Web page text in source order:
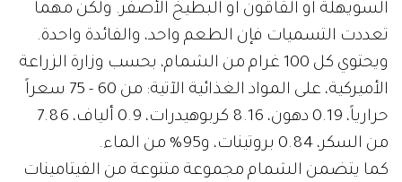
السويهلة أو القاقون أو البطيخ الأصفر. ولكن مهما
تعددت التسميات فإن الطعم واحد، والفائدة واحدة.
ويحتوي كل 100 غرام من الشمام، بحسب وزارة الزراعة
الأميركية، على المواد الغذائية الآتية: من 60 - 75 سعراً
حرارياً، 0.19 دهون، 8.16 كربوهيدرات، 0.9 ألياف، 7.86
من السكر، 0.84 بروتينات، و95% من الماء.
كما يتضمن الشمام مجموعة متنوعة من الفيتامينات